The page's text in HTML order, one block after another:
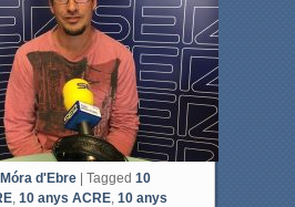
k
d'Ebre Tagged 10
, 10 anys ACRE, 10 anys